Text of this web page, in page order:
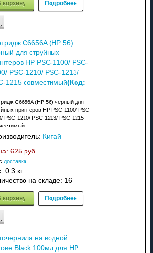
корзину Подробнее
C6656A (HP 56)
для струйных
HP PSC-1100/ PSC-
PSC-1210/ PSC-1213/
1215 совместимый(Код:
C6656A (HP 56) черный для
принтеров HP PSC-1100/ PSC-
PSC-1210/ PSC-1213/ PSC-1215
Китай
625 руб
доставка
0.3 кг.
на складе: 16
корзину Подробнее
на водной
Black 100мл для HP